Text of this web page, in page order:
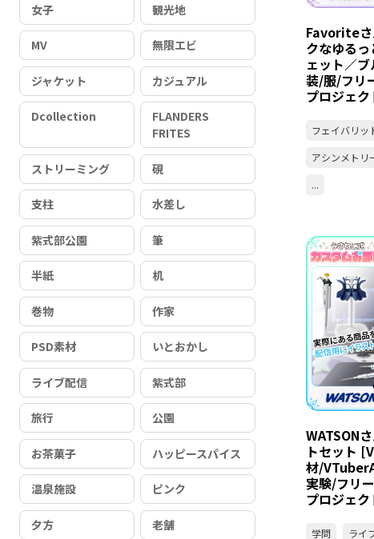
女子 観光地
MV 無限エビ
ジャケット カジュアル
Dcollection
FLANDERS
FRITES
ストリーミング 硯
支柱 水差し
紫式部公園 筆
半紙 机
巻物 作家
PSD素材 いとおかし
ライブ配信 紫式部
旅行 公園
お茶菓子 ハッピースパイス
温泉施設 ピンク
夕方 老舗
Favoriteさ
クなゆる
ェット／
装/服/フリ
プロジェク
フェイバリッ
アシンメトリ
...
WATSON
トセット
材/
実験/フリ
プロジェク
学問 ライ